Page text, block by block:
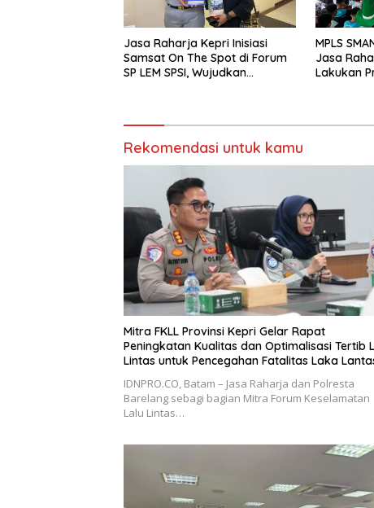
Jasa Raharja Kepri Inisiasi
Samsat On The Spot di Forum
SP LEM SPSI, Wujudkan
MPLS
Jasa
Lakukan
Rekomendasi untuk kamu
Mitra FKLL Provinsi Kepri Gelar Rapat
Peningkatan Kualitas dan Optimalisasi Tertib
Lintas untuk Pencegahan Fatalitas Laka
IDNPRO.CO, Batam – Jasa Raharja dan Polresta
Barelang sebagi bagian Mitra Forum Keselamatan
Lalu Lintas…